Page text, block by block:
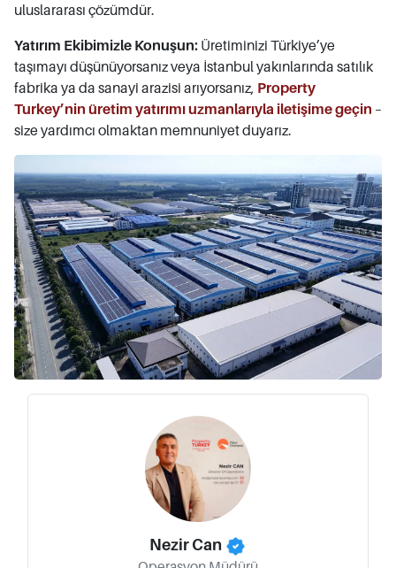
uluslararası çözümdür.
Yatırım Ekibimizle Konuşun: Üretiminizi Türkiye’ye
taşımayı düşünüyorsanız veya İstanbul yakınlarında satılık
fabrika ya da sanayi arazisi arıyorsanız, Property
Turkey’nin üretim yatırımı uzmanlarıyla iletişime geçin –
size yardımcı olmaktan memnuniyet duyarız.
Nezir Can